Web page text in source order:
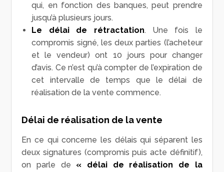
qui, en fonction des banques, peut prendre
jusqu’à plusieurs jours.
Le délai de rétractation. Une fois le
compromis signé, les deux parties (l’acheteur
et le vendeur) ont 10 jours pour changer
d’avis. Ce n’est qu’à compter de l’expiration de
cet intervalle de temps que le délai de
réalisation de la vente commence.
Délai de réalisation de la vente
En ce qui concerne les délais qui séparent les
deux signatures (compromis puis acte définitif),
on parle de « délai de réalisation de la